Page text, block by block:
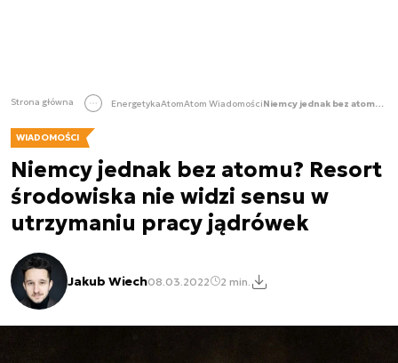
Strona główna EnergetykaAtomAtom Wiadomości Niemcy jednak bez atomu? Resort środowiska nie widzi sensu w utrzymaniu pracy jądrówek
WIADOMOŚCI
Niemcy jednak bez atomu? Resort
środowiska nie widzi sensu w
utrzymaniu pracy jądrówek
Jakub Wiech08.03.2022 2 min.